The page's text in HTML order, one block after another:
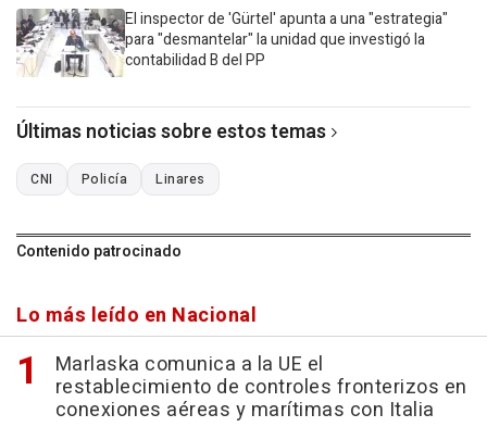
El inspector de 'Gürtel' apunta a una "estrategia"
para "desmantelar" la unidad que investigó la
contabilidad B del PP
Últimas noticias sobre estos temas
CNI Policía Linares
Contenido patrocinado
Lo más leído en Nacional
Marlaska comunica a la UE el
restablecimiento de controles fronterizos en
conexiones aéreas y marítimas con Italia